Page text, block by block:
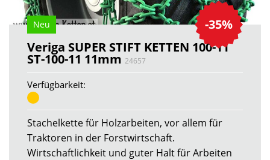
-35%
Neu
Veriga SUPER STIFT KETTEN 100-11
ST-100-11 11mm 24657
Verfügbarkeit:
Stachelkette für Holzarbeiten, vor allem für
Traktoren in der Forstwirtschaft.
Wirtschaftlichkeit und guter Halt für Arbeiten